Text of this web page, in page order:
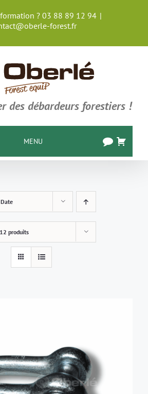
? 03 88 89 12 94 |
forest.fr
des débardeurs forestiers !
MENU
Date
12 produits